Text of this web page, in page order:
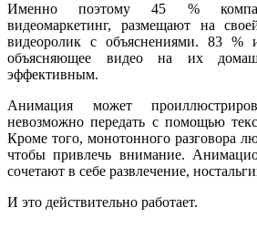
Именно поэтому 45 %
видеомаркетинг, размещают на
видеоролик с объяснениями. 83 %
объясняющее видео на их
эффективным.
Анимация может
невозможно передать с помощью
Кроме того, монотонного разговора
чтобы привлечь внимание.
сочетают в себе развлечение,
И это действительно работает.